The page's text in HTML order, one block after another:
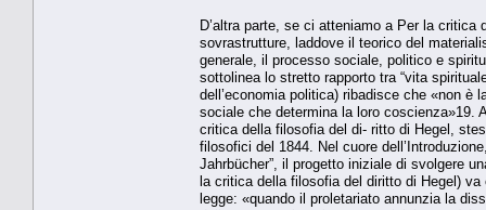
D’altra parte, se ci atteniamo a Per la
sovrastrutture, laddove il teorico del
generale, il processo sociale, politico e
sottolinea lo stretto rapporto tra “vita
dell’economia politica) ribadisce che «non
sociale che determina la loro coscienza»19.
critica della filosofia del di- ritto di Hegel,
filosofici del 1844. Nel cuore
Jahrbücher”, il progetto iniziale di svolgere
la critica della filosofia del diritto di Hegel)
legge: «quando il proletariato annunzia la